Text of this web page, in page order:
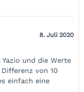
8. Juli 2020
und die Werte
von 10
einfach eine